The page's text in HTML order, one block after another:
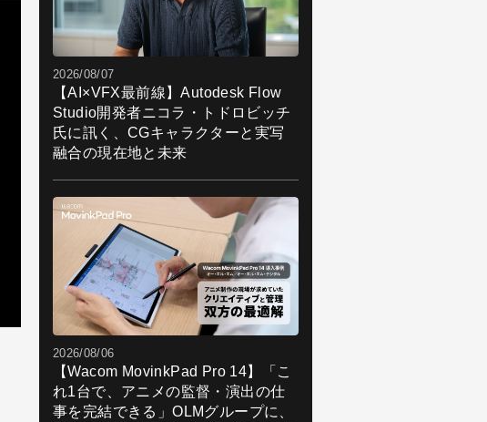
2026/08/07
【AI×VFX最前線】Autodesk Flow
Studio開発者ニコラ・トドロビッチ
氏に訊く、CGキャラクターと実写
融合の現在地と未来
2026/08/06
【Wacom MovinkPad Pro 14】「こ
れ1台で、アニメの監督・演出の仕
事を完結できる」OLMグループに、